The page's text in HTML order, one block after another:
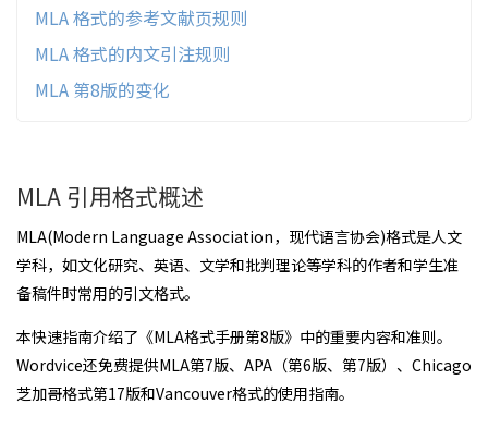
MLA 格式的参考文献页规则
MLA 格式的内文引注规则
MLA 第8版的变化
MLA 引用格式概述
MLA(Modern Language Association，现代语言协会)格式是人文
学科，如文化研究、英语、文学和批判理论等学科的作者和学生准
备稿件时常用的引文格式。
本快速指南介绍了《MLA格式手册第8版》中的重要内容和准则。
Wordvice还免费提供MLA第7版、APA（第6版、第7版）、Chicago
芝加哥格式第17版和Vancouver格式的使用指南。